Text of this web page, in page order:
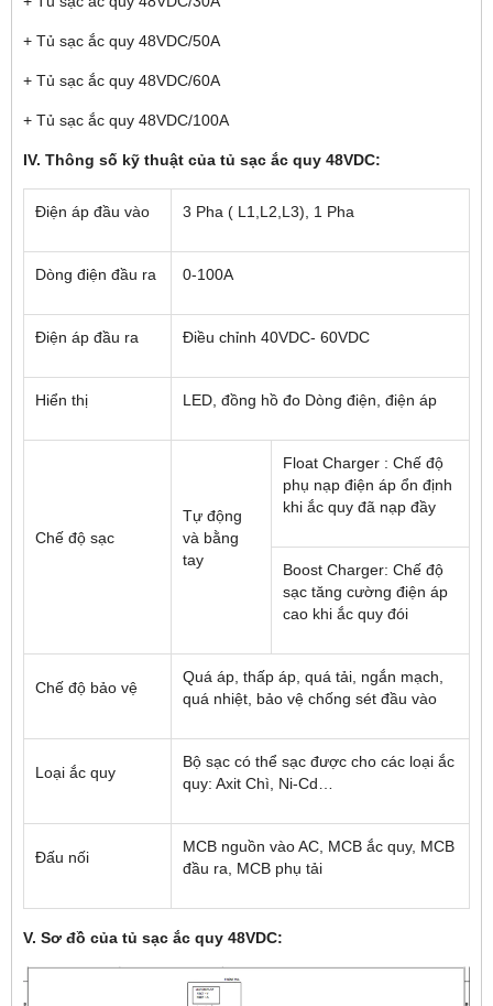
+ Tủ sạc ắc quy 48VDC/50A
+ Tủ sạc ắc quy 48VDC/60A
+ Tủ sạc ắc quy 48VDC/100A
IV. Thông số kỹ thuật của tủ sạc ắc quy 48VDC:
Điện áp đầu vào 3 Pha ( L1,L2,L3), 1 Pha
Dòng điện đầu ra 0-100A
Điện áp đầu ra Điều chỉnh 40VDC- 60VDC
Hiển thị LED, đồng hồ đo Dòng điện, điện áp
Chế độ sạc
Tự động
và bằng
tay
Float Charger : Chế độ
phụ nạp điện áp ổn định
khi ắc quy đã nạp đầy
Boost Charger: Chế độ
sạc tăng cường điện áp
cao khi ắc quy đói
Chế độ bảo vệ
Quá áp, thấp áp, quá tải, ngắn mạch,
quá nhiệt, bảo vệ chống sét đầu vào
Loại ắc quy
Bộ sạc có thể sạc được cho các loại ắc
quy: Axit Chì, Ni-Cd…
Đấu nối
MCB nguồn vào AC, MCB ắc quy, MCB
đầu ra, MCB phụ tải
V. Sơ đồ của tủ sạc ắc quy 48VDC: